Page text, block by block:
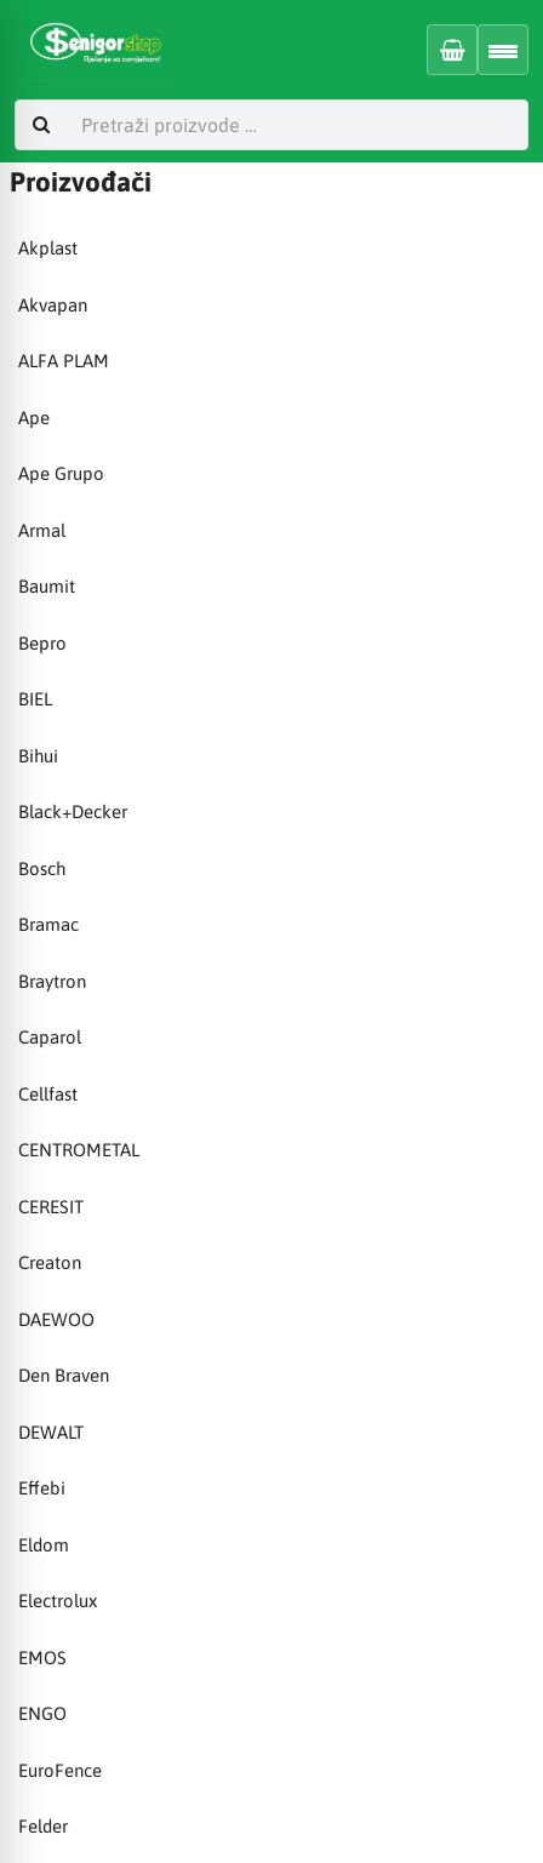
Proizvođači
Akplast
Akvapan
ALFA PLAM
Ape
Ape Grupo
Armal
Baumit
Bepro
BIEL
Bihui
Black+Decker
Bosch
Bramac
Braytron
Caparol
Cellfast
CENTROMETAL
CERESIT
Creaton
DAEWOO
Den Braven
DEWALT
Effebi
Eldom
Electrolux
EMOS
ENGO
EuroFence
Felder